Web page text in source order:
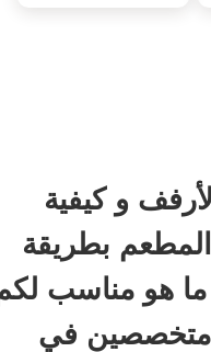
و كيفية
بطريقة
هو مناسب
متخصصين في